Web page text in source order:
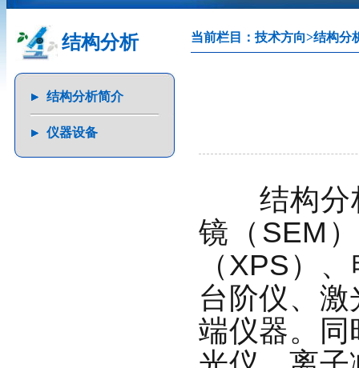
结构分析
结构分析简介
仪器设备
当前栏目： 技术方向>结构分
结构分
镜（ SEM
（XPS ）
台阶仪、 激
端仪器。